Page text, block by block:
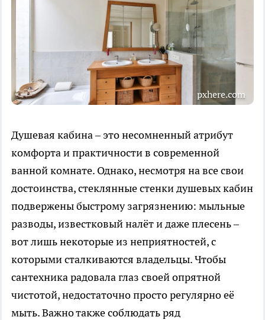
pxhere.com
Душевая кабина – это несомненный атрибут
комфорта и практичности в современной
ванной комнате. Однако, несмотря на все свои
достоинства, стеклянные стенки душевых кабин
подвержены быстрому загрязнению: мыльные
разводы, известковый налёт и даже плесень –
вот лишь некоторые из неприятностей, с
которыми сталкиваются владельцы. Чтобы
сантехника радовала глаз своей опрятной
чистотой, недостаточно просто регулярно её
мыть. Важно также соблюдать ряд